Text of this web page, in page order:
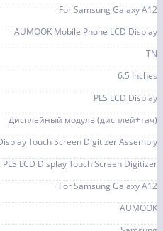
For Samsung Galaxy A12
AUMOOK Mobile Phone LCD Display
TN
6.5 Inches
PLS LCD Display
Дисплейный модуль (дисплей+тач)
Touch Screen Digitizer Assembly
LCD Display Touch Screen Digitizer
For Samsung Galaxy A12
AUMOOK